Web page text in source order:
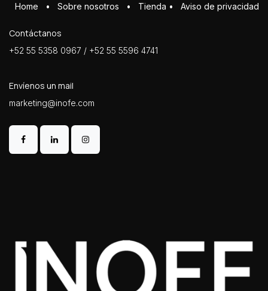
Home • Sobre ​n​osotros • Tienda • Aviso de privacidad
Contáctanos
+52 55 5358 0967 / +52 55 5596 4741
Envíenos un mail
marketing@inofe.com